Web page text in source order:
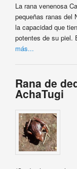
La rana venenosa
pequeñas ranas del
la capacidad que
potentes de su piel.
más...
Rana de
AchaTugi